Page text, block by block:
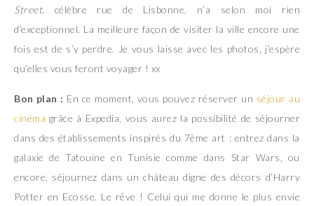
Street, célèbre rue de Lisbonne, n’a selon moi rien
d’exceptionnel. La meilleure façon de visiter la ville encore une
fois est de s’y perdre. Je vous laisse avec les photos, j’espère
qu’elles vous feront voyager ! xx
Bon plan : En ce moment, vous pouvez réserver un séjour au
cinéma grâce à Expedia, vous aurez la possibilité de séjourner
dans des établissements inspirés du 7ème art : entrez dans la
galaxie de Tatouine en Tunisie comme dans Star Wars, ou
encore, séjournez dans un château digne des décors d’Harry
Potter en Ecosse. Le rêve ! Celui qui me donne le plus envie